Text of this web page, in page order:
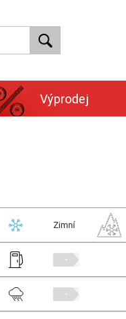
Výprodej
Zimní
-
-